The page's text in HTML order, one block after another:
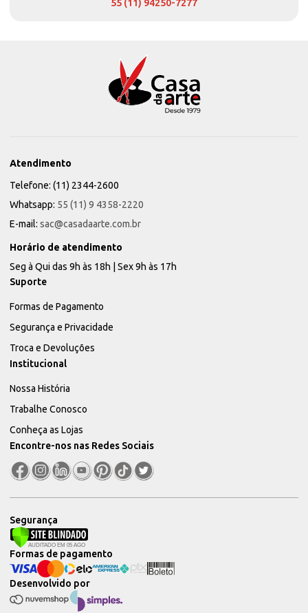
55 (11) 94250-7277
Atendimento
Telefone: (11) 2344-2600
Whatsapp: 55 (11) 9 4358-2220
E-mail: sac@casadaarte.com.br
Horário de atendimento
Seg à Qui das 9h às 18h | Sex 9h às 17h
Suporte
Formas de Pagamento
Segurança e Privacidade
Troca e Devoluções
Institucional
Nossa História
Trabalhe Conosco
Conheça as Lojas
Encontre-nos nas Redes Sociais
Segurança
Desenvolvido por
Formas de pagamento